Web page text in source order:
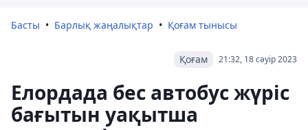
Басты Барлық жаңалықтар Қоғам тынысы
21:32, 18 сәуір 2023
Қоғам
Елордада бес автобус жүріс
бағытын уақытша